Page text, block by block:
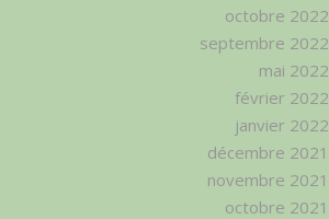
octobre 2022
septembre 2022
mai 2022
février 2022
janvier 2022
décembre 2021
novembre 2021
octobre 2021